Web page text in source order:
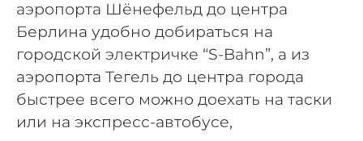
аэропорта Шёнефельд до центра
Берлина удобно добираться на
городской электричке “S-Bahn”, а из
аэропорта Тегель до центра города
быстрее всего можно доехать на таски
или на экспресс-автобусе,